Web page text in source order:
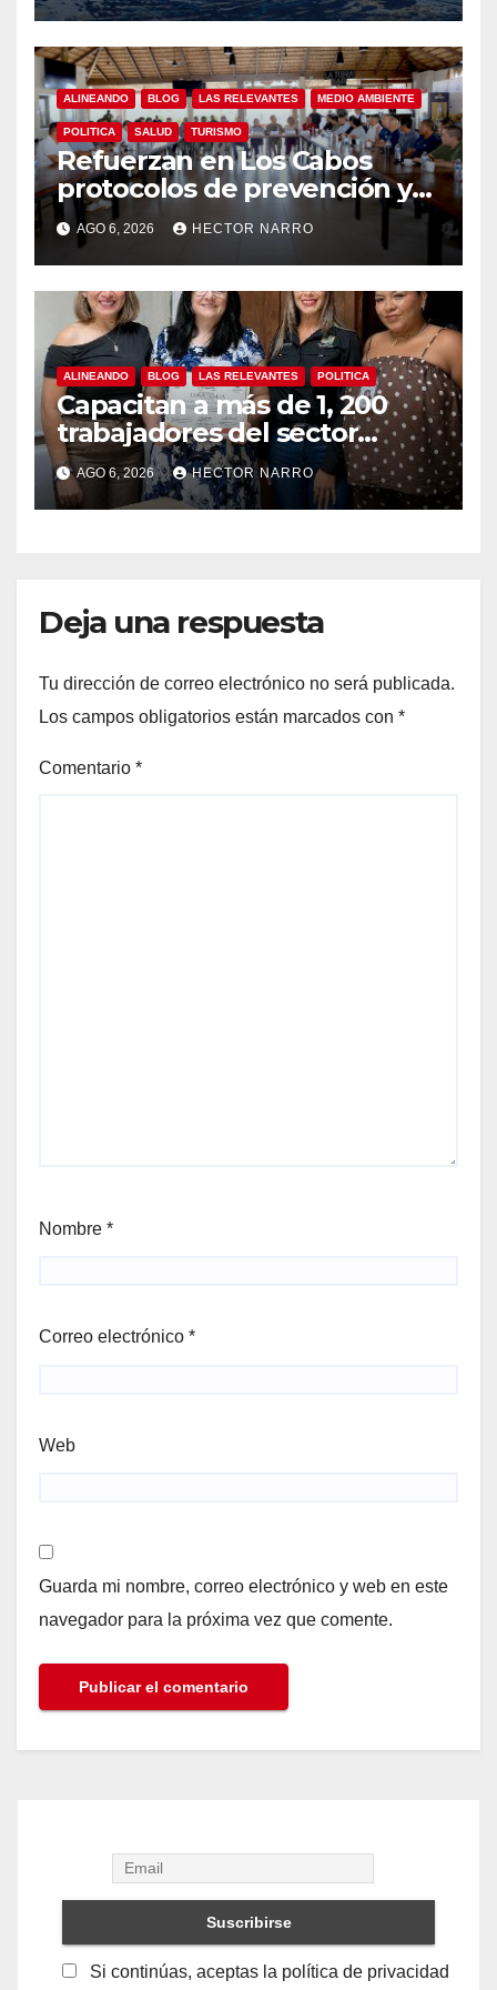
garantiza un destino seguro
ALINEANDO BLOG LAS RELEVANTES MEDIO AMBIENTE
POLITICA SALUD TURISMO
Refuerzan en Los Cabos
protocolos de prevención y
rescate en playas ante oleaje
y temporada de ciclones
AGO 6, 2026 HECTOR NARRO
ALINEANDO BLOG LAS RELEVANTES POLITICA
Capacitan a más de 1, 200
trabajadores del sector
hotelero en derechos
humanos y respeto laboral
en Los Cabos
AGO 6, 2026 HECTOR NARRO
Deja una respuesta
Tu dirección de correo electrónico no será publicada.
Los campos obligatorios están marcados con *
Comentario *
Nombre *
Correo electrónico *
Web
Guarda mi nombre, correo electrónico y web en este
navegador para la próxima vez que comente.
Si continúas, aceptas la política de privacidad